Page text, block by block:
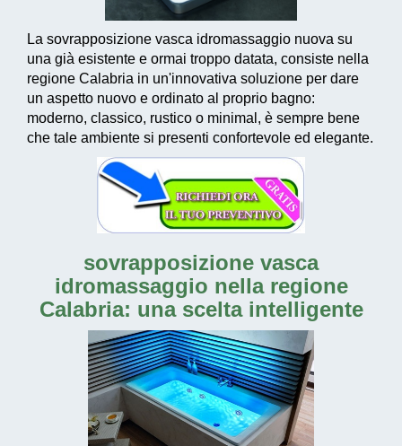
La sovrapposizione vasca idromassaggio nuova su
una già esistente e ormai troppo datata, consiste nella
regione Calabria in un'innovativa soluzione per dare
un aspetto nuovo e ordinato al proprio bagno:
moderno, classico, rustico o minimal, è sempre bene
che tale ambiente si presenti confortevole ed elegante.
sovrapposizione vasca
idromassaggio nella regione
Calabria: una scelta intelligente